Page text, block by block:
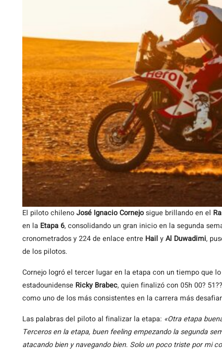
El piloto chilenoJosé Ignacio Cornejosigue brillando en el
en la Etapa 6, consolidando un gran inicio en la segunda
cronometrados y 224 de enlace entre Hail yAl Duwadimi,
de los pilotos.
Cornejo logró el tercer lugar en la etapa con un tiempo que
estadounidense Ricky Brabec, quien finalizó con 05h 00?
como uno de los más consistentes en la carrera más
Las palabras del piloto al finalizar la etapa: «Otra etapa
Terceros en la etapa, buen feeling empezando la segunda
atacando bien y navegando bien. Solo un poco triste por mi